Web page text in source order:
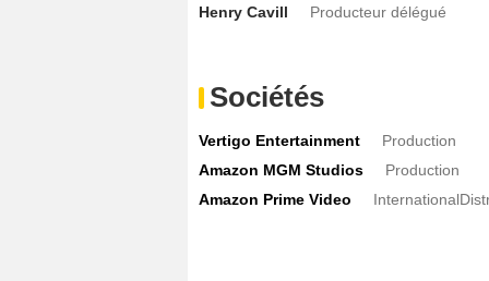
Henry Cavill Producteur délégué
Sociétés
Vertigo Entertainment
Production
Amazon MGM Studios
Production
Amazon Prime Video